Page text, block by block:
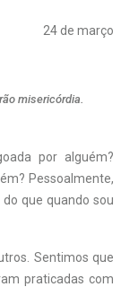
24 de março
misericórdia.
por alguém?
Pessoalmente,
que quando sou
Sentimos que
praticadas com